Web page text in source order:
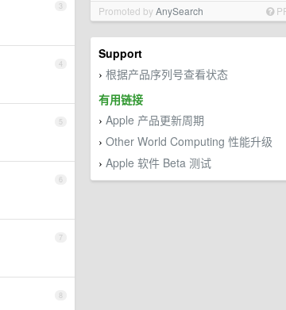
Promoted byAnySearch
Support
› 根据产品序列号查看状态
有用链接
› Apple 产品更新周期
› Other World Computing 性能升级
› Apple 软件 Beta 测试
3
4
5
6
7
8